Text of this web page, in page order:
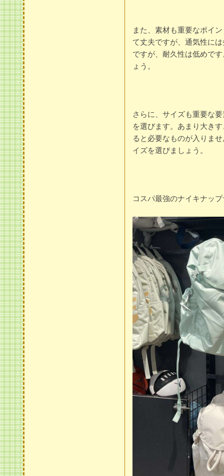
また、素材も重要なポイ
て丈夫ですが、通気性に
ですが、耐久性は低めで
ょう。
さらに、サイズも重要な
を選びます。あまり大き
ると必要なものが入りま
イズを選びましょう。
コスパ最強のナイキナッ